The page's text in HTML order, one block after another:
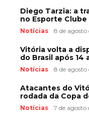
Diego Tarzia: a
no Esporte
Notícias 8 de agosto
Vitória volta a
do Brasil após 14
Notícias 8 de agosto
Atacantes do
rodada da Copa
Notícias 7 de agosto